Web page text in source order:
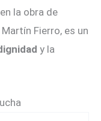
la obra de
Fierro, es un
y la